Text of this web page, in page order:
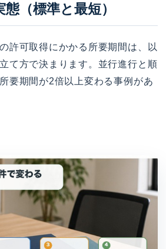
（標準と最短）
許可取得にかかる所要期間は、以
て方で決まります。並行進行と順
要期間が2倍以上変わる事例があ